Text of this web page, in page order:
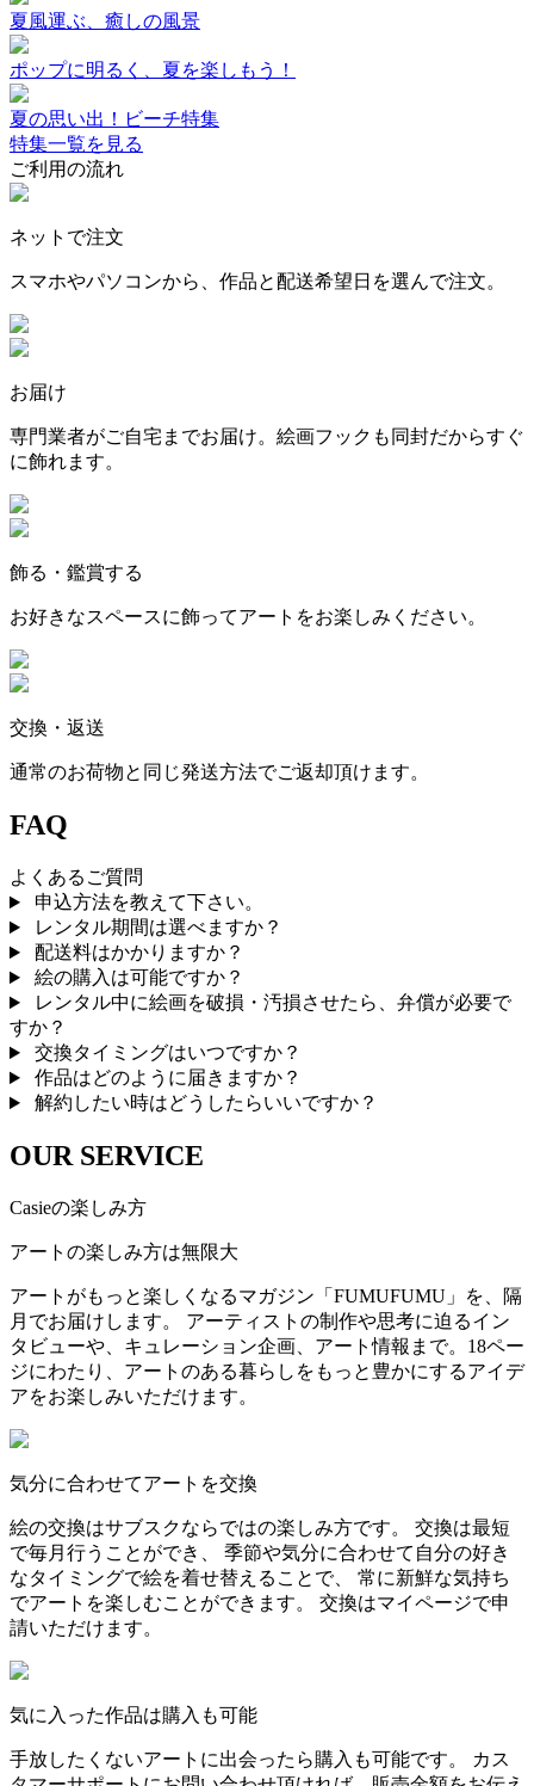
夏風運ぶ、癒しの風景
ポップに明るく、夏を楽しもう！
夏の思い出！ビーチ特集
特集一覧を見る
ご利用の流れ
ネットで注文
スマホやパソコンから、作品と配送希望日を選んで注文。
お届け
専門業者がご自宅までお届け。絵画フックも同封だからすぐ
に飾れます。
飾る・鑑賞する
お好きなスペースに飾ってアートをお楽しみください。
交換・返送
通常のお荷物と同じ発送方法でご返却頂けます。
FAQ
よくあるご質問
申込方法を教えて下さい。
レンタル期間は選べますか？
配送料はかかりますか？
絵の購入は可能ですか？
レンタル中に絵画を破損・汚損させたら、弁償が必要で
すか？
交換タイミングはいつですか？
作品はどのように届きますか？
解約したい時はどうしたらいいですか？
OUR SERVICE
Casieの楽しみ方
アートの楽しみ方は無限大
アートがもっと楽しくなるマガジン「FUMUFUMU」を、隔
月でお届けします。 アーティストの制作や思考に迫るイン
タビューや、キュレーション企画、アート情報まで。18ペー
ジにわたり、アートのある暮らしをもっと豊かにするアイデ
アをお楽しみいただけます。
気分に合わせてアートを交換
絵の交換はサブスクならではの楽しみ方です。 交換は最短
で毎月行うことができ、 季節や気分に合わせて自分の好き
なタイミングで絵を着せ替えることで、 常に新鮮な気持ち
でアートを楽しむことができます。 交換はマイページで申
請いただけます。
気に入った作品は購入も可能
手放したくないアートに出会ったら購入も可能です。 カス